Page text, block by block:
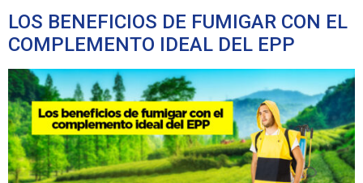
LOS BENEFICIOS DE FUMIGAR CON EL
COMPLEMENTO IDEAL DEL EPP